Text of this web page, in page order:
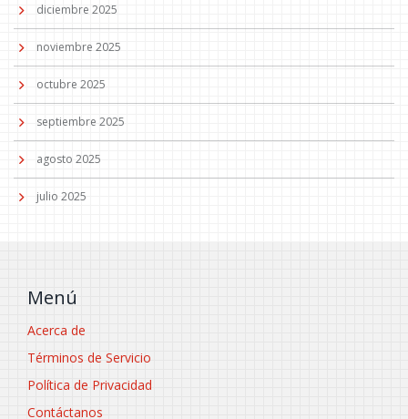
diciembre 2025
noviembre 2025
octubre 2025
septiembre 2025
agosto 2025
julio 2025
Menú
Acerca de
Términos de Servicio
Política de Privacidad
Contáctanos